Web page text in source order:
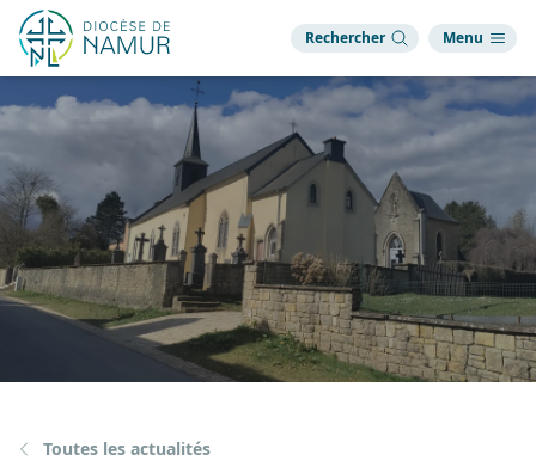
Rechercher Menu
Toutes les actualités